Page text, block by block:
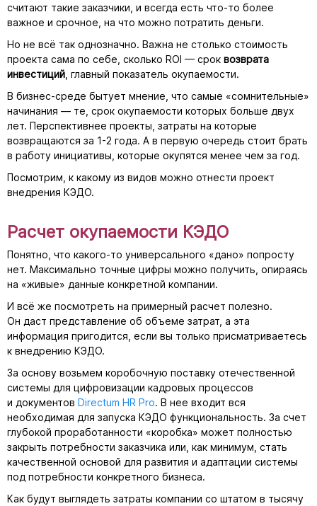
считают такие заказчики, и всегда есть что-то более
важное и срочное, на что можно потратить деньги.
Но не всё так однозначно. Важна не столько стоимость
проекта сама по себе, сколько ROI — срок возврата
инвестиций , главный показатель окупаемости.
В бизнес-среде бытует мнение, что самые «сомнительные»
начинания — те, срок окупаемости которых больше двух
лет. Перспективнее проекты, затраты на которые
возвращаются за 1-2 года. А в первую очередь стоит брать
в работу инициативы, которые окупятся менее чем за год.
Посмотрим, к какому из видов можно отнести проект
внедрения КЭДО.
Расчет окупаемости КЭДО
Понятно, что какого-то универсального «дано» попросту
нет. Максимально точные цифры можно получить, опираясь
на «живые» данные конкретной компании.
И всё же посмотреть на примерный расчет полезно.
Он даст представление об объеме затрат, а эта
информация пригодится, если вы только присматриваетесь
к внедрению КЭДО.
За основу возьмем коробочную поставку отечественной
системы для цифровизации кадровых процессов
и документов Directum HR Pro. В нее входит вся
необходимая для запуска КЭДО функциональность. За счет
глубокой проработанности «коробка» может полностью
закрыть потребности заказчика или, как минимум, стать
качественной основой для развития и адаптации системы
под потребности конкретного бизнеса.
Как будут выглядеть затраты компании со штатом в тысячу